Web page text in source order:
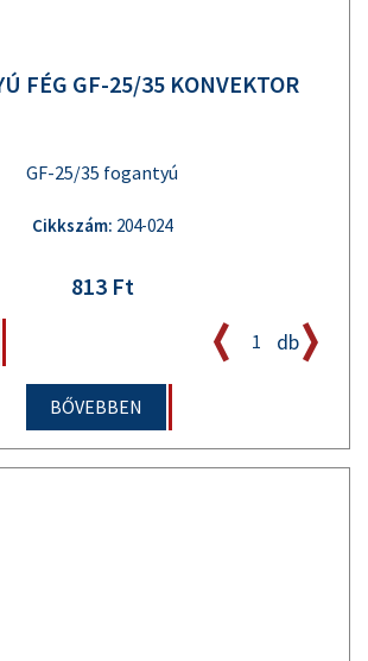
FÉG GF-25/35 KONVEKTOR
GF-25/35 fogantyú
Cikkszám: 204-024
813 Ft
db
BŐVEBBEN